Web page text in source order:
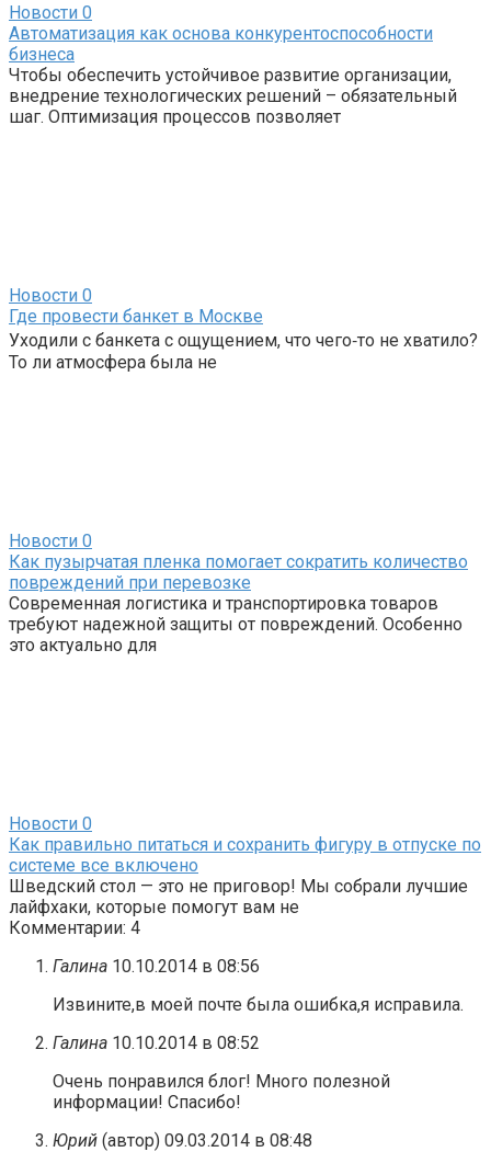
Новости 0
Автоматизация как основа конкурентоспособности
бизнеса
Чтобы обеспечить устойчивое развитие организации,
внедрение технологических решений – обязательный
шаг. Оптимизация процессов позволяет
Новости 0
Где провести банкет в Москве
Уходили с банкета с ощущением, что чего‑то не хватило?
То ли атмосфера была не
Новости 0
Как пузырчатая пленка помогает сократить количество
повреждений при перевозке
Современная логистика и транспортировка товаров
требуют надежной защиты от повреждений. Особенно
это актуально для
Новости 0
Как правильно питаться и сохранить фигуру в отпуске по
системе все включено
Шведский стол — это не приговор! Мы собрали лучшие
лайфхаки, которые помогут вам не
Комментарии: 4
Галина 10.10.2014 в 08:56
Извините,в моей почте была ошибка,я исправила.
Галина 10.10.2014 в 08:52
Очень понравился блог! Много полезной
информации! Спасибо!
Юрий (автор) 09.03.2014 в 08:48